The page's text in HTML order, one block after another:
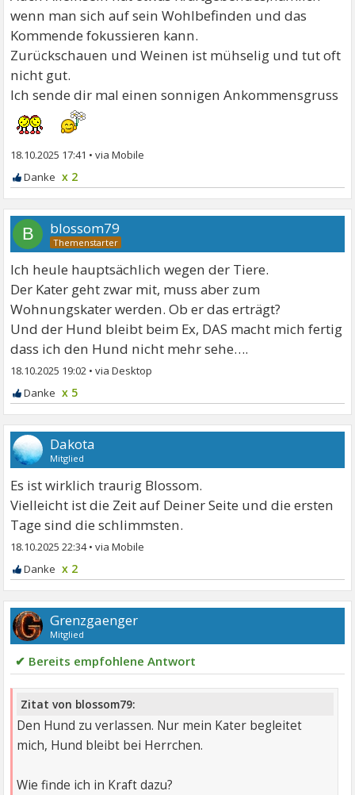
wenn man sich auf sein Wohlbefinden und das
Kommende fokussieren kann.
Zurückschauen und Weinen ist mühselig und tut oft
nicht gut.
Ich sende dir mal einen sonnigen Ankommensgruss
18.10.2025 17:41 •
x 2
B blossom79
Ich heule hauptsächlich wegen der Tiere.
Der Kater geht zwar mit, muss aber zum
Wohnungskater werden. Ob er das erträgt?
Und der Hund bleibt beim Ex, DAS macht mich fertig
dass ich den Hund nicht mehr sehe….
18.10.2025 19:02 •
x 5
Dakota
Mitglied
Es ist wirklich traurig Blossom.
Vielleicht ist die Zeit auf Deiner Seite und die ersten
Tage sind die schlimmsten.
18.10.2025 22:34•
x 2
Grenzgaenger
Mitglied
✔ Bereits empfohlene Antwort
Zitat von blossom79:
Den Hund zu verlassen. Nur mein Kater begleitet
mich, Hund bleibt bei Herrchen.
Wie finde ich in Kraft dazu?